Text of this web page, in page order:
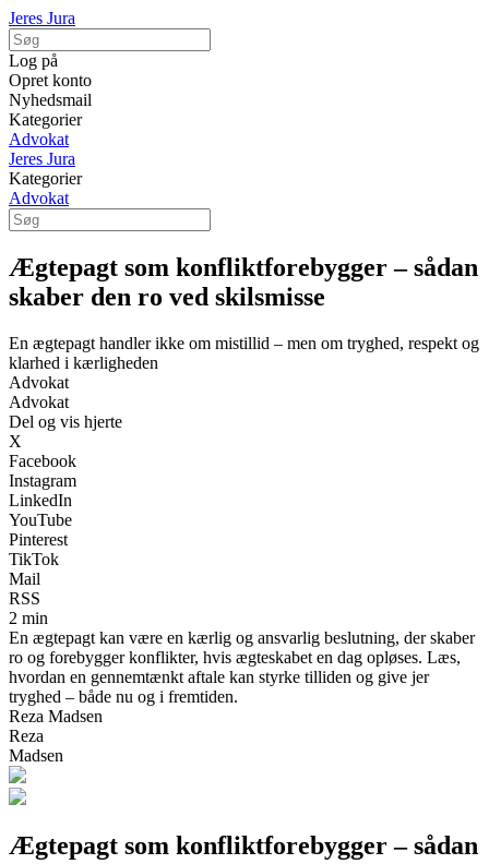
Jeres Jura
Log på
Opret konto
Nyhedsmail
Kategorier
Advokat
Jeres Jura
Kategorier
Advokat
Ægtepagt som konfliktforebygger – sådan
skaber den ro ved skilsmisse
En ægtepagt handler ikke om mistillid – men om tryghed, respekt og
klarhed i kærligheden
Advokat
Advokat
Del og vis hjerte
X
Facebook
Instagram
LinkedIn
YouTube
Pinterest
TikTok
Mail
RSS
2 min
En ægtepagt kan være en kærlig og ansvarlig beslutning, der skaber
ro og forebygger konflikter, hvis ægteskabet en dag opløses. Læs,
hvordan en gennemtænkt aftale kan styrke tilliden og give jer
tryghed – både nu og i fremtiden.
Reza Madsen
Reza
Madsen
Ægtepagt som konfliktforebygger – sådan